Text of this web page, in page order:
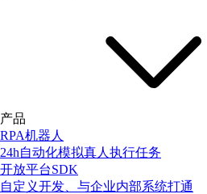
产品
RPA机器人
24h自动化模拟真人执行任务
开放平台SDK
自定义开发、与企业内部系统打通